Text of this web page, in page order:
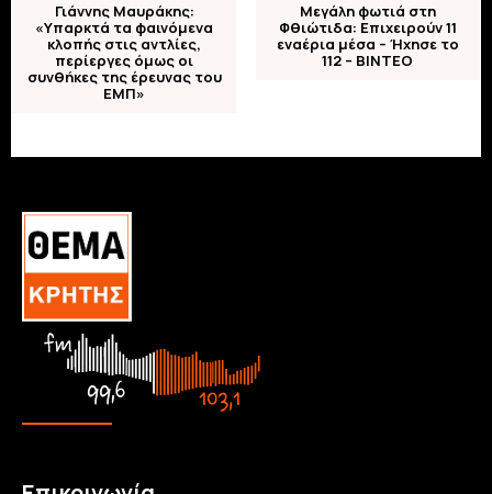
Γιάννης Μαυράκης:
«Υπαρκτά τα φαινόμενα
κλοπής στις αντλίες,
περίεργες όμως οι
συνθήκες της έρευνας του
ΕΜΠ»
Μεγάλη φωτιά στη
Φθιώτιδα: Επιχειρούν 11
εναέρια μέσα – Ήχησε το
112 – ΒΙΝΤΕΟ